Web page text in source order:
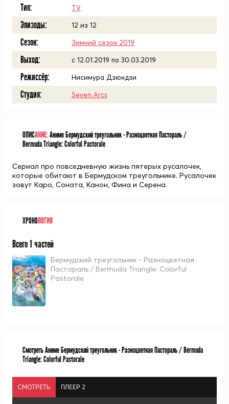
Тип: TV
Эпизоды: 12 из 12
Сезон: Зимний сезон 2019
Выход: c 12.01.2019 по 30.03.2019
Режиссёр: Нисимура Дзюндзи
Студия: Seven Arcs
ОПИСАНИЕ:Аниме Бермудский треугольник - Разноцветная Пастораль /
Bermuda Triangle: Colorful Pastorale
Сериал про повседневную жизнь пятерых русалочек,
которые обитают в Бермудском треугольнике. Русалочек
зовут Каро, Соната, Канон, Фина и Серена.
ХРОНОЛОГИЯ
Всего 1 частей
Бермудский треугольник - Разноцветная
Пастораль / Bermuda Triangle: Colorful
Pastorale
Смотреть Аниме Бермудский треугольник - Разноцветная Пастораль / Bermuda
Triangle: Colorful Pastorale
СМОТРЕТЬ ПЛЕЕР 2